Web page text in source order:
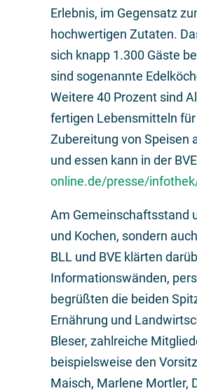
Erlebnis, im Gegensatz
hochwertigen Zutaten.
sich knapp 1.300 Gäste
sind sogenannte
Weitere 40 Prozent sind
fertigen Lebensmitteln für
Zubereitung von Speisen
und essen kann in der
online.de/presse/
Am Gemeinschaftsstand
und Kochen, sondern
BLL und BVE klärten
Informationswänden,
begrüßten die beiden
Ernährung und
Bleser, zahlreiche
beispielsweise den
Maisch, Marlene Mortler,